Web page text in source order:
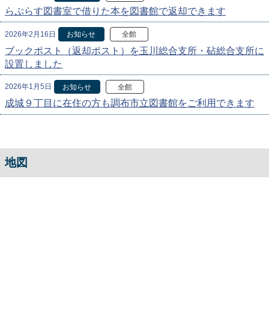
らぷらす図書室で借りた本を図書館で返却できます
2026年2月16日 お知らせ 全館
ブックポスト（返却ポスト）を玉川総合支所・砧総合支所に
設置しました
2026年1月5日 お知らせ 全館
成城９丁目に在住の方も調布市立図書館をご利用できます
地図